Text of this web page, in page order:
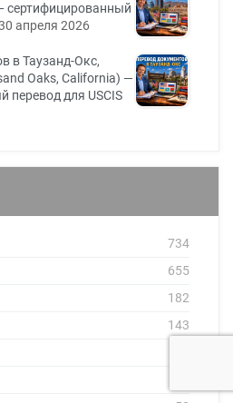
сертифицированный
апреля 2026
в Таузанд-Окс,
Oaks, California) —
перевод для USCIS
734
655
182
143